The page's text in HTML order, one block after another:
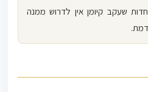
שעקב קיומן אין לדרוש ממנה